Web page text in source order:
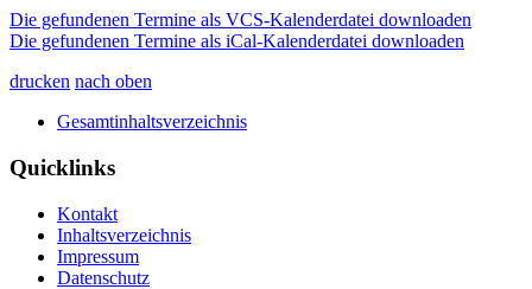
Die gefundenen Termine als VCS-Kalenderdatei downloaden
Die gefundenen Termine als iCal-Kalenderdatei downloaden
drucken nach oben
Gesamtinhaltsverzeichnis
Quicklinks
Kontakt
Inhaltsverzeichnis
Impressum
Datenschutz